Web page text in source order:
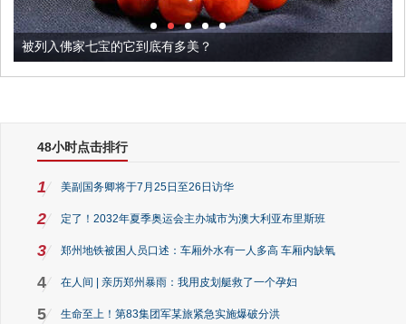
被列入佛家七宝的它到底有多美？
48小时点击排行
1 美副国务卿将于7月25日至26日访华
2 定了！2032年夏季奥运会主办城市为澳大利亚布里斯班
3 郑州地铁被困人员口述：车厢外水有一人多高 车厢内缺氧
4 在人间 | 亲历郑州暴雨：我用皮划艇救了一个孕妇
5 生命至上！第83集团军某旅紧急实施爆破分洪